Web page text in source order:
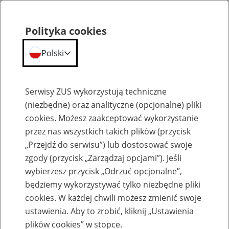
Emerytury
Baza zlikwidowanych lub
przekształconych zakładów pracy
Polityka cookies
Polski
Serwisy ZUS wykorzystują techniczne
(niezbędne) oraz analityczne (opcjonalne) pliki
cookies. Możesz zaakceptować wykorzystanie
przez nas wszystkich takich plików (przycisk
„Przejdź do serwisu”) lub dostosować swoje
zgody (przycisk „Zarządzaj opcjami”). Jeśli
wybierzesz przycisk „Odrzuć opcjonalne”,
będziemy wykorzystywać tylko niezbędne pliki
cookies. W każdej chwili możesz zmienić swoje
ustawienia. Aby to zrobić, kliknij „Ustawienia
plików cookies” w stopce.